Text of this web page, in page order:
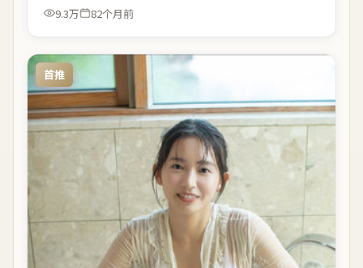
9.3万
82个月前
首推